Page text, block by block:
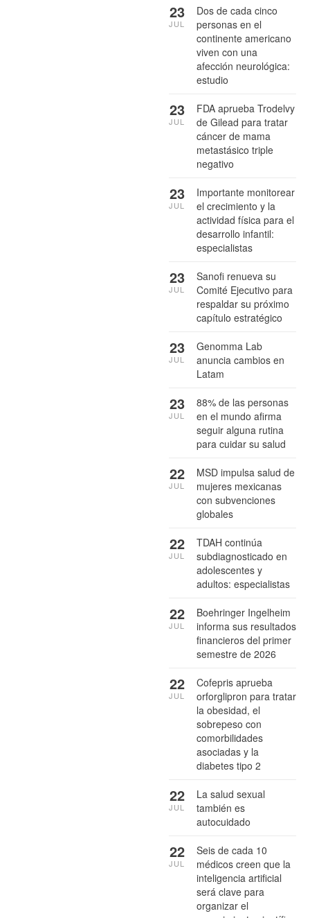
Dos de cada cinco
personas en el
continente americano
viven con una
afección neurológica:
estudio
23
JUL
FDA aprueba Trodelvy
de Gilead para tratar
cáncer de mama
metastásico triple
negativo
23
JUL
Importante monitorear
el crecimiento y la
actividad física para el
desarrollo infantil:
especialistas
23
JUL
Sanofi renueva su
Comité Ejecutivo para
respaldar su próximo
capítulo estratégico
23
JUL
Genomma Lab
anuncia cambios en
Latam
23
JUL
88% de las personas
en el mundo afirma
seguir alguna rutina
para cuidar su salud
23
JUL
MSD impulsa salud de
mujeres mexicanas
con subvenciones
globales
22
JUL
TDAH continúa
subdiagnosticado en
adolescentes y
adultos: especialistas
22
JUL
Boehringer Ingelheim
informa sus resultados
financieros del primer
semestre de 2026
22
JUL
Cofepris aprueba
orforglipron para tratar
la obesidad, el
sobrepeso con
comorbilidades
asociadas y la
diabetes tipo 2
22
JUL
La salud sexual
también es
autocuidado
22
JUL
Seis de cada 10
médicos creen que la
inteligencia artificial
será clave para
organizar el
22
JUL